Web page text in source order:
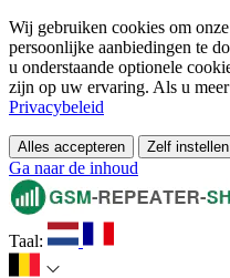
Wij gebruiken cookies om
persoonlijke aanbiedingen te
u onderstaande optionele
zijn op uw ervaring. Als u
Privacybeleid
Alles accepteren Zelf instellen
Ga naar de inhoud
Taal: